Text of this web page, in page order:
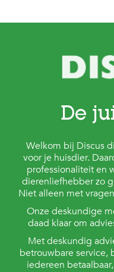
De
Welkom bij Discus
voor je huisdier.
professionaliteit en
dierenliefhebber zo
Niet alleen met
Onze deskundige
daad klaar om
Met deskundig
betrouwbare service,
iedereen